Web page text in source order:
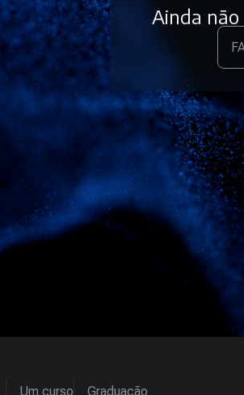
Ainda
Um curso Graduação